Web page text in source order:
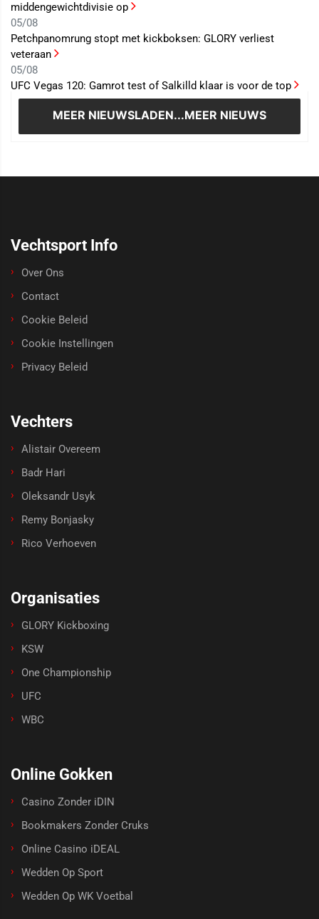
middengewichtdivisie op
05/08
Petchpanomrung stopt met kickboksen: GLORY verliest
veteraan
05/08
UFC Vegas 120: Gamrot test of Salkilld klaar is voor de top
MEER NIEUWSLADEN...MEER NIEUWS
Vechtsport Info
Over Ons
Contact
Cookie Beleid
Cookie Instellingen
Privacy Beleid
Vechters
Alistair Overeem
Badr Hari
Oleksandr Usyk
Remy Bonjasky
Rico Verhoeven
Organisaties
GLORY Kickboxing
KSW
One Championship
UFC
WBC
Online Gokken
Casino Zonder iDIN
Bookmakers Zonder Cruks
Online Casino iDEAL
Wedden Op Sport
Wedden Op WK Voetbal